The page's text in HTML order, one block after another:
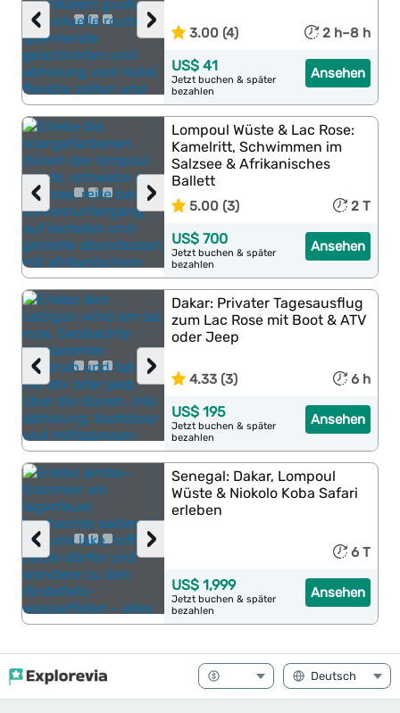
›
‹ 3.00 (4) 2 h–8 h
Ansehen
US$ 41
Jetzt buchen & später
bezahlen
›
‹
Lompoul Wüste & Lac Rose:
Kamelritt, Schwimmen im
Salzsee & Afrikanisches
Ballett
5.00 (3) 2 T
Ansehen
US$ 700
Jetzt buchen & später
bezahlen
›
‹
Dakar: Privater Tagesausflug
zum Lac Rose mit Boot & ATV
oder Jeep
4.33 (3) 6 h
Ansehen
US$ 195
Jetzt buchen & später
bezahlen
›
‹
Senegal: Dakar, Lompoul
Wüste & Niokolo Koba Safari
erleben
6 T
Ansehen
US$ 1,999
Jetzt buchen & später
bezahlen